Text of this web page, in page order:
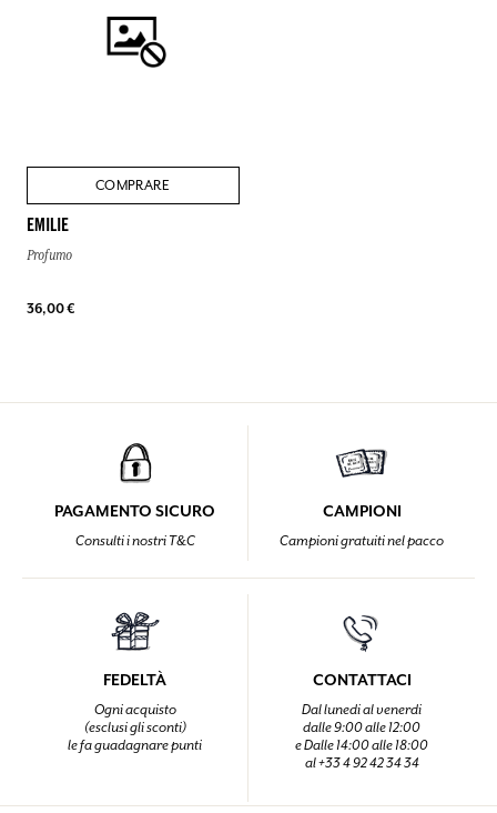
COMPRARE
EMILIE
Profumo
36,00 €
PAGAMENTO SICURO
Consulti i nostri T&C
CAMPIONI
Campioni gratuiti nel pacco
FEDELTÀ
Ogni acquisto
(esclusi gli sconti)
le fa guadagnare punti
CONTATTACI
Dal lunedi al venerdi
dalle 9:00 alle 12:00
e Dalle 14:00 alle 18:00
al +33 4 92 42 34 34